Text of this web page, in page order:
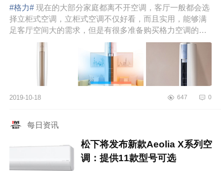
#格力# 现在的大部分家庭都离不开空调，客厅一般都会选
择立柜式空调，立柜式空调不仅好看，而且实用，能够满
足客厅空间大的需求，但是有很多准备购买格力空调的用
户，不了解格力立...
2019-10-18 647 0
每日资讯
松下将发布新款Aeolia X系列空
调：提供11款型号可选